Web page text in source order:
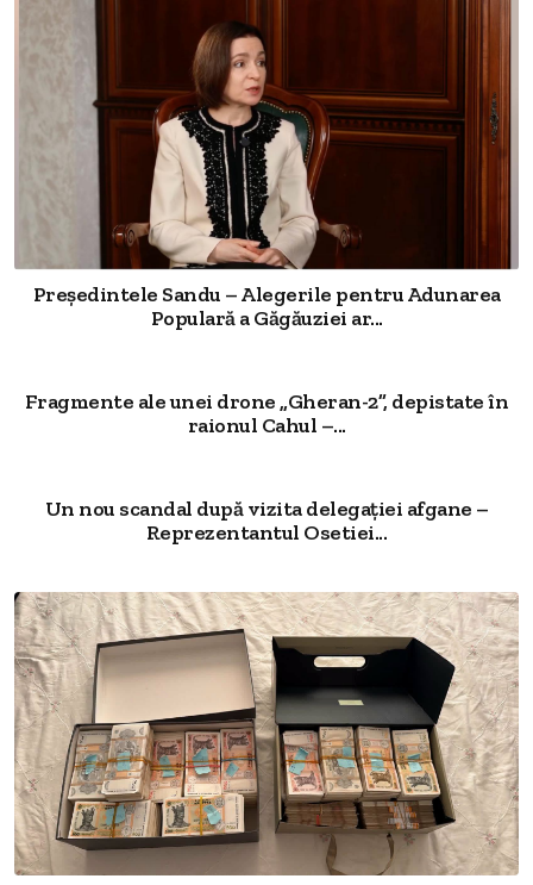
Președintele Sandu – Alegerile pentru Adunarea
Populară a Găgăuziei ar...
Fragmente ale unei drone „Gheran-2”, depistate în
raionul Cahul –...
Un nou scandal după vizita delegației afgane –
Reprezentantul Osetiei...